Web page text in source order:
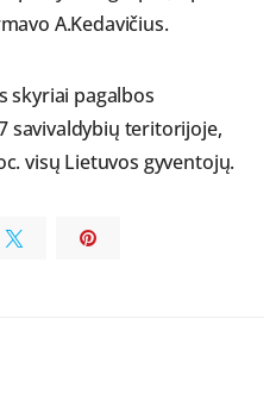
A.Kedavičius.
skyriai pagalbos
savivaldybių teritorijoje,
visų Lietuvos gyventojų.